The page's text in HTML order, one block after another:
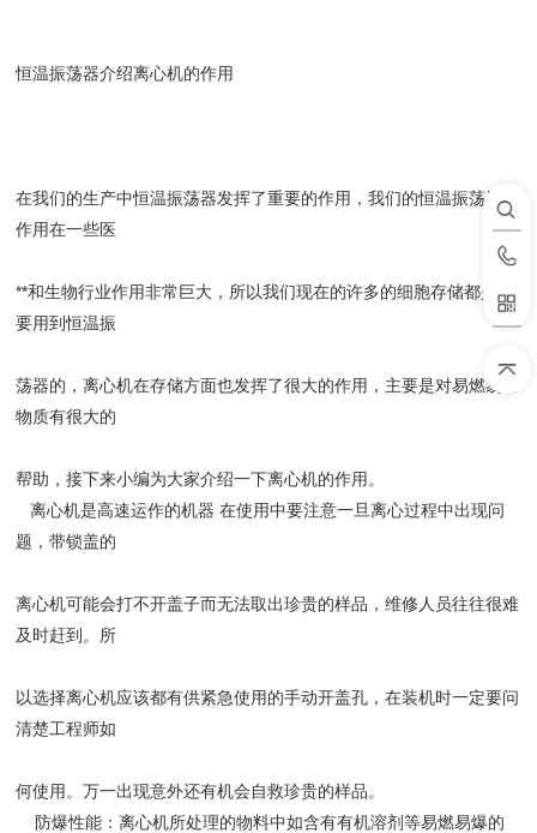
恒温振荡器介绍离心机的作用
在我们的生产中恒温振荡器发挥了重要的作用，我们的恒温振荡器的
作用在一些医
**和生物行业作用非常巨大，所以我们现在的许多的细胞存储都是需
要用到恒温振
荡器的，离心机在存储方面也发挥了很大的作用，主要是对易燃易爆
物质有很大的
帮助，接下来小编为大家介绍一下离心机的作用。
离心机是高速运作的机器 在使用中要注意一旦离心过程中出现问
题，带锁盖的
离心机可能会打不开盖子而无法取出珍贵的样品，维修人员往往很难
及时赶到。所
以选择离心机应该都有供紧急使用的手动开盖孔，在装机时一定要问
清楚工程师如
何使用。万一出现意外还有机会自救珍贵的样品。
防爆性能：离心机所处理的物料中如含有有机溶剂等易燃易爆的